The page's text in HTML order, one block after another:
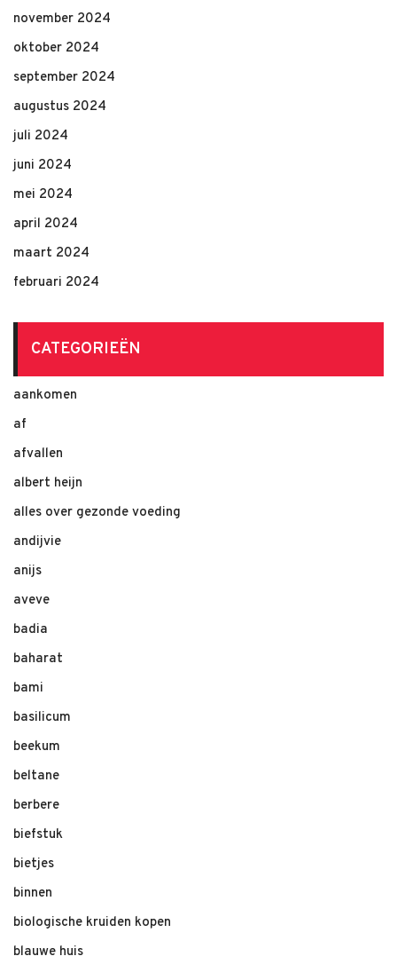
november 2024
oktober 2024
september 2024
augustus 2024
juli 2024
juni 2024
mei 2024
april 2024
maart 2024
februari 2024
CATEGORIEËN
aankomen
af
afvallen
albert heijn
alles over gezonde voeding
andijvie
anijs
aveve
badia
baharat
bami
basilicum
beekum
beltane
berbere
biefstuk
bietjes
binnen
biologische kruiden kopen
blauwe huis